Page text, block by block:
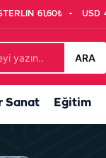
61,60₺ USD
ARA
Sanat Eğitim